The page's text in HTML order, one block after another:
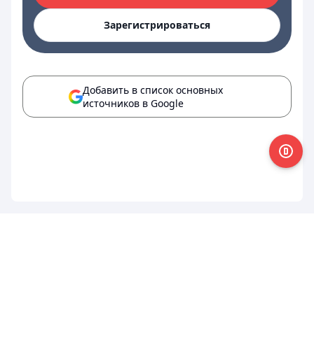
Зарегистрироваться
Добавить в список основных
источников в Google